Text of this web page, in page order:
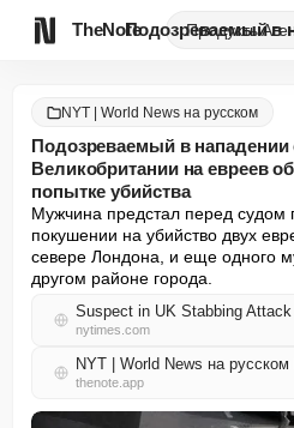
TheNote Продукты
NYT | World News на русском
Подозреваемый в
Великобритании на евреев
попытке убийства
Мужчина предстал перед судом
покушении на убийство двух
севере Лондона, и еще одного
другом районе города.
nytimes.com
NYT | World News на русском
thenote.app